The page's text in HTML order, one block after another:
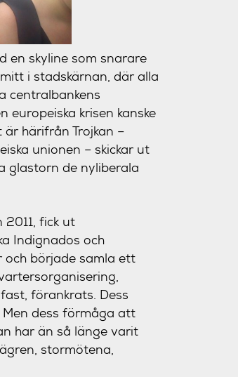
en skyline som snarare
i stadskärnan, där alla
centralbankens
europeiska krisen kanske
härifrån Trojkan –
unionen – skickar ut
glastorn de nyliberala
fick ut
Indignados och
och började samla ett
förankrats. Dess
dess förmåga att
har än så länge varit
stormötena,